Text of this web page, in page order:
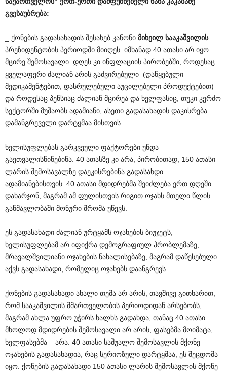
გვესაუბრება:
_ ქონების გადასახადის შესახებ კანონი მიხეილ სააკაშვილის
პრეზიდენტობის პერიოდში მიიღეს. იმხანად 40 ათასი არ იყო
მცირე შემოსავალი. დღეს კი ინფლაციის პირობებში, როდესაც
ყველაფერი ძალიან არის გაძვირებული (დაწყებული
მედიკამენტებით, დასრულებული აუცილებელი პროდუქტებით)
და როდესაც პენსიაც ძალიან მცირეა და ხელფასიც, თუკი კერძო
სექტორში მუშაობს ადამიანი, ასეთი გადასახადის დაკისრება
დამანგრეველი დარტყმაა მისთვის.
ხელისუფლებას გარკვეული ფაქტორები უნდა
გაეთვალისწინებინა. 40 ათასზე კი არა, პირობითად, 150 ათასი
ლარის შემოსავალზე დაეკისრებინა გადასახდი
ადამიანებისთვის. 40 ათასი მდიდრებმა შეიძლება ერთ დღეში
დახარჯონ, მაგრამ ამ ფულისთვის რიგით ოჯახს მთელი წლის
განმავლობაში მონური შრომა უწევს.
ეს გადასახადი ძალიან ურტყამს ოჯახების ბიუჯეტს,
ხელისუფლებამ არ იფიქრა დემოგრაფიულ პრობლემაზე,
მრავალშვილიანი ოჯახების წახალისებაზე, მაგრამ დაწესებული
აქვს გადასახადი, რომელიც ოჯახებს დაანგრევს…
ქონების გადასახადი ახალი თემა არ არის, თავშივე გითხარით,
რომ სააკაშვილის მმართველობის პერიოდიდან არსებობს,
მაგრამ ახლა უფრო უჭირს ხალხს გადახდა, თანაც 40 ათასი
მხოლოდ მდიდრების შემოსავალი არ არის, ფასებმა მოიმატა,
ხელფასებმა _ არა. 40 ათასი საშუალო შემოსავლის მქონე
ოჯახების გადასახადია, რაც სერიოზული დარტყმაა, ეს შეცდომა
იყო. ქონების გადასახადი 150 ათასი ლარის შემოსავლის მქონე